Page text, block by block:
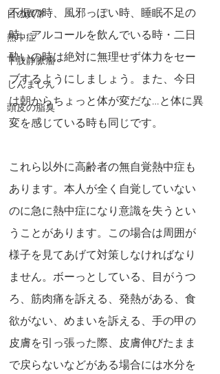
目の異常
熱中症
下肢静脈瘤
じんましん
頭皮の脂臭
不振の時、風邪っぽい時、睡眠不足の
時、アルコールを飲んでいる時・二日
酔いの時は絶対に無理せず体力をセー
ブするようにしましょう。また、今日
は朝からちょっと体が変だな…と体に異
変を感じている時も同じです。
これら以外に高齢者の無自覚熱中症も
あります。本人が全く自覚していない
のに急に熱中症になり意識を失うとい
うことがあります。この場合は周囲が
様子を見てあげて対策しなければなり
ません。ボーっとしている、目がうつ
ろ、筋肉痛を訴える、発熱がある、食
欲がない、めまいを訴える、手の甲の
皮膚を引っ張った際、皮膚伸びたまま
で戻らないなどがある場合には水分を